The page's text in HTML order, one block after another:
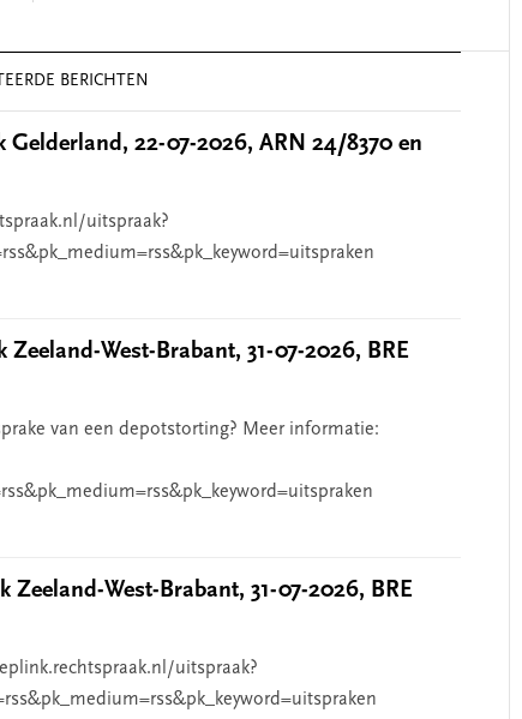
BERICHTEN
Gelderland, 22-07-2026, ARN 24/8370 en
uitspraak?
West-Brabant, 31-07-2026, BRE
van een depotstorting? Meer informatie:
Zeeland-West-Brabant, 31-07-2026, BRE
uitspraak?